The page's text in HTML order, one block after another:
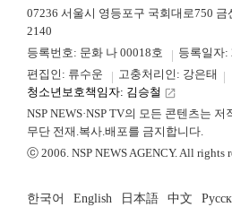
07236 서울시 영등포구 국회대로750 금
2140
등록번호: 문화 나 00018호
등록일자:
편집인: 류수운
고충처리인: 강은태
청소년보호책임자: 김승철 launch
NSP NEWS·NSP TV의 모든 콘텐츠는
무단 전재.복사.배포를 금지합니다.
ⓒ 2006. NSP NEWS AGENCY. All rights
한국어 English 日本語 中文